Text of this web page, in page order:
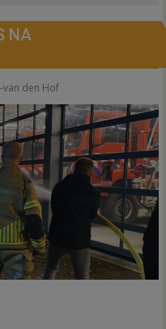
NA
van den Hof